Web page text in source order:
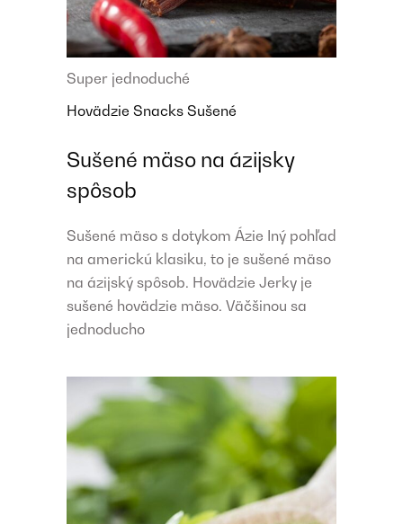
Super jednoduché
Hovädzie Snacks Sušené
Sušené mäso na ázijsky
spôsob
Sušené mäso s dotykom Ázie Iný pohľad
na americkú klasiku, to je sušené mäso
na ázijský spôsob. Hovädzie Jerky je
sušené hovädzie mäso. Väčšinou sa
jednoducho